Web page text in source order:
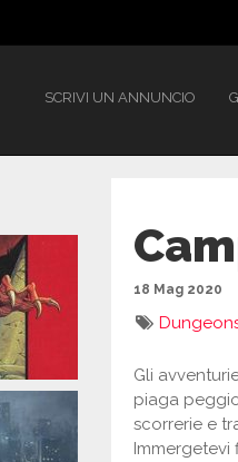
SCRIVI UN ANNUNCIO
18 Mag 2020
Gli
piaga
scorrerie e